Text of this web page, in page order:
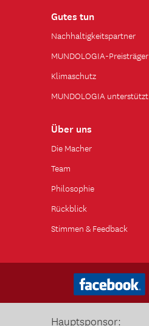
Gutes tun
Nachhaltigkeitspartner
MUNDOLOGIA-Preisträger
Klimaschutz
MUNDOLOGIA unterstützt
Über uns
Die Macher
Team
Philosophie
Rückblick
Stimmen & Feedback
Hauptsponsor: